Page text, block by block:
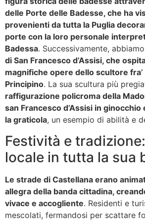
delle Porte delle Badesse, che ha
provenienti da tutta la Puglia
porte con la loro personale
Badessa. Successivamente,
di San Francesco d’Assisi, che
magnifiche opere dello scultore fra’
Principino. La sua scultura più
raffigurazione policroma della
san Francesco d’Assisi in ginocchio
la graticola, un esempio di abilità e
Festività e
locale in tutta la sua
Le strade di Castellana erano
allegra della banda cittadina,
vivace e accogliente. Residenti e
mescolati, fermandosi per scattare